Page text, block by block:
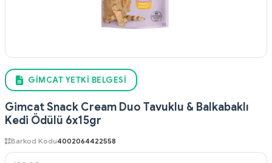
GIMCAT YETKI BELGESI
Gimcat Snack Cream Duo Tavuklu & Balkabaklı
Kedi Ödülü 6x15gr
Barkod Kodu4002064422558